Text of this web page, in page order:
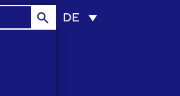
Search Button
DE